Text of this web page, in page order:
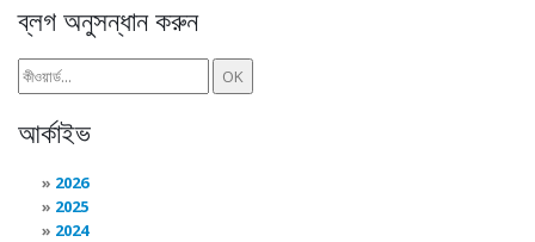
ব্লগ অনুসন্ধান করুন
আর্কাইভ
2026
2025
2024